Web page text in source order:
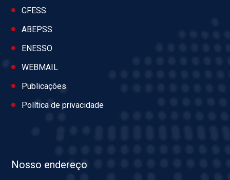
CFESS
ABEPSS
ENESSO
WEBMAIL
Publicações
Política de privacidade
Nosso endereço